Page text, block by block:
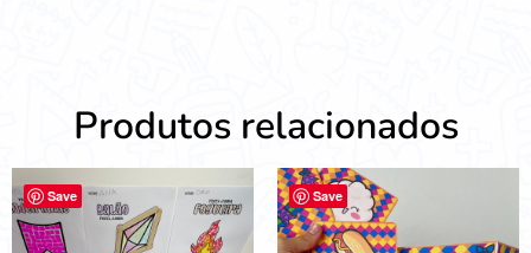
Produtos relacionados
Save Save